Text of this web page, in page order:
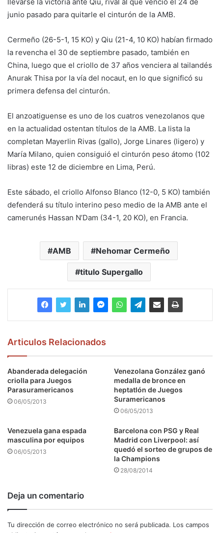
junio pasado para quitarle el cinturón de la AMB.
Cermeño (26-5-1, 15 KO) y Qiu (21-4, 10 KO) habían firmado
la revencha el 30 de septiembre pasado, también en
China, luego que el criollo de 37 años venciera al tailandés
Anurak Thisa por la vía del nocaut, en lo que significó su
primera defensa del cinturón.
El anzoatiguense es uno de los cuatros venezolanos que
en la actualidad ostentan títulos de la AMB. La lista la
completan Mayerlin Rivas (gallo), Jorge Linares (ligero) y
María Milano, quien consiguió el cinturón peso átomo (102
libras) este 12 de diciembre en Lima, Perú.
Este sábado, el criollo Alfonso Blanco (12-0, 5 KO) también
defenderá su título interino peso medio de la AMB ante el
camerunés Hassan N’Dam (34-1, 20 KO), en Francia.
AMB Nehomar Cermeño
titulo Supergallo
Articulos Relacionados
Abanderada delegación
criolla para Juegos
Parasuramericanos
06/05/2013
Venezolana González ganó
medalla de bronce en
heptatlón de Juegos
Suramericanos
06/05/2013
Venezuela gana espada
masculina por equipos
06/05/2013
Barcelona con PSG y Real
Madrid con Liverpool: así
quedó el sorteo de grupos de
la Champions
28/08/2014
Deja un comentario
Tu dirección de correo electrónico no será publicada. Los campos